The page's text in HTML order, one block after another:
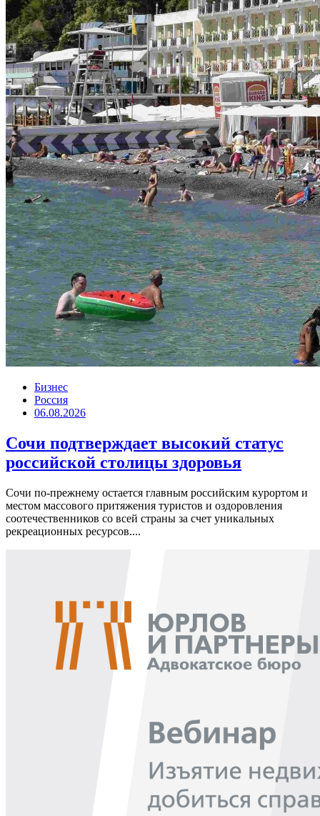
Бизнес
Россия
06.08.2026
Сочи подтверждает высокий статус
российской столицы здоровья
Сочи по-прежнему остается главным российским курортом и
местом массового притяжения туристов и оздоровления
соотечественников со всей страны за счет уникальных
рекреационных ресурсов....